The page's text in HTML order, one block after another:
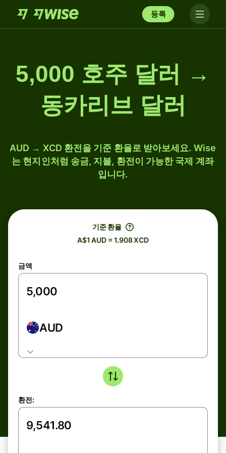
등록
5,000 호주 달러 →
동카리브 달러
AUD → XCD 환전을 기준 환율로 받아보세요. Wise
는 현지인처럼 송금, 지불, 환전이 가능한 국제 계좌
입니다.
기준 환율
A$1 AUD = 1.908 XCD
금액
AUD
환전: